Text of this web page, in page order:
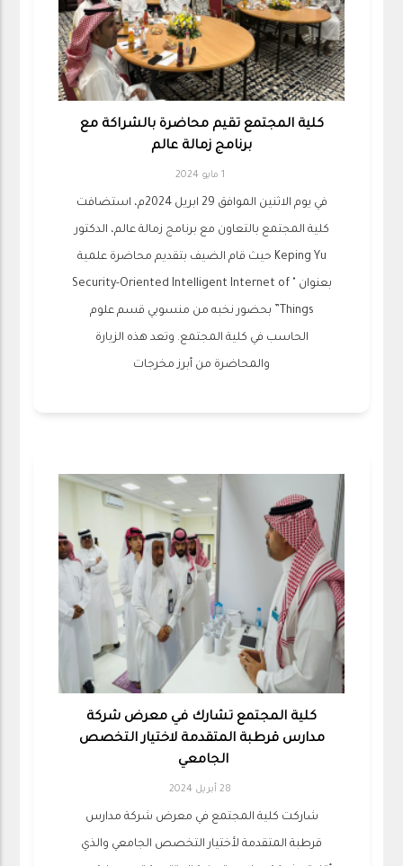
كلية المجتمع تقيم محاضرة بالشراكة مع
برنامج زمالة عالم
1 مايو 2024
في يوم الاثنين الموافق 29 ابريل 2024م، استضافت
كلية المجتمع بالتعاون مع برنامج زمالة عالم، الدكتور
Keping Yu حيث قام الضيف بتقديم محاضرة علمية
بعنوان " Security-Oriented Intelligent Internet of
Things” بحضور نخبه من منسوبي قسم علوم
الحاسب في كلية المجتمع. وتعد هذه الزيارة
والمحاضرة من أبرز مخرجات
كلية المجتمع تشارك في معرض شركة
مدارس قرطبة المتقدمة لاختيار التخصص
الجامعي
28 أبريل 2024
شاركت كلية المجتمع في معرض شركة مدارس
قرطبة المتقدمة لأختيار التخصص الجامعي والذي